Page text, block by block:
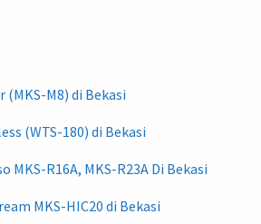
(MKS-M8) di Bekasi
(WTS-180) di Bekasi
MKS-R16A, MKS-R23A Di Bekasi
MKS-HIC20 di Bekasi